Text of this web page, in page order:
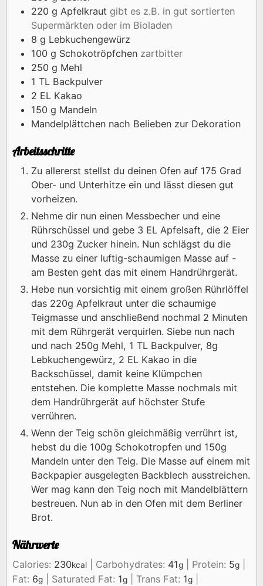
220 g Apfelkraut gibt es z.B. in gut sortierten
Supermärkten oder im Bioladen
8 g Lebkuchengewürz
100 g Schokotröpfchen zartbitter
250 g Mehl
1 TL Backpulver
2 EL Kakao
150 g Mandeln
Mandelplättchen nach Belieben zur Dekoration
Arbeitsschritte
Zu allererst stellst du deinen Ofen auf 175 Grad
Ober- und Unterhitze ein und lässt diesen gut
vorheizen.
Nehme dir nun einen Messbecher und eine
Rührschüssel und gebe 3 EL Apfelsaft, die 2 Eier
und 230g Zucker hinein. Nun schlägst du die
Masse zu einer luftig-schaumigen Masse auf -
am Besten geht das mit einem Handrührgerät.
Hebe nun vorsichtig mit einem großen Rührlöffel
das 220g Apfelkraut unter die schaumige
Teigmasse und anschließend nochmal 2 Minuten
mit dem Rührgerät verquirlen. Siebe nun nach
und nach 250g Mehl, 1 TL Backpulver, 8g
Lebkuchengewürz, 2 EL Kakao in die
Backschüssel, damit keine Klümpchen
entstehen. Die komplette Masse nochmals mit
dem Handrührgerät auf höchster Stufe
verrühren.
Wenn der Teig schön gleichmäßig verrührt ist,
hebst du die 100g Schokotropfen und 150g
Mandeln unter den Teig. Die Masse auf einem mit
Backpapier ausgelegten Backblech ausstreichen.
Wer mag kann den Teig noch mit Mandelblättern
bestreuen. Nun ab in den Ofen mit dem Berliner
Brot.
Nährwerte
Calories: 230kcal Carbohydrates: 41g Protein: 5g
Fat: 6g Saturated Fat: 1g Trans Fat: 1g